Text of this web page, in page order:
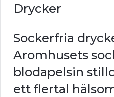
Drycker
Sockerfria
Aromhusets
blodapelsin
ett flertal